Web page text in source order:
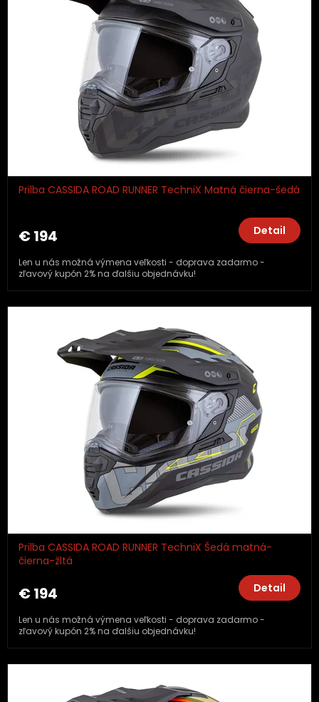
Prilba CASSIDA ROAD RUNNER TechniX Matná čierna-šedá
€ 194 Detail
Len u nás možná výmena veľkosti - doprava zadarmo -
zľavový kupón 2% na ďalšiu objednávku!
Prilba CASSIDA ROAD RUNNER TechniX Šedá matná-
čierna-žltá
€ 194 Detail
Len u nás možná výmena veľkosti - doprava zadarmo -
zľavový kupón 2% na ďalšiu objednávku!